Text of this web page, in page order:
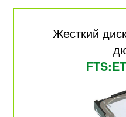
Жесткий